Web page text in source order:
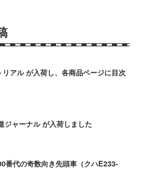
アル が入荷し、各商品ページに目次
ジャーナル が入荷しました
番代の奇数向き先頭車（クハE233-